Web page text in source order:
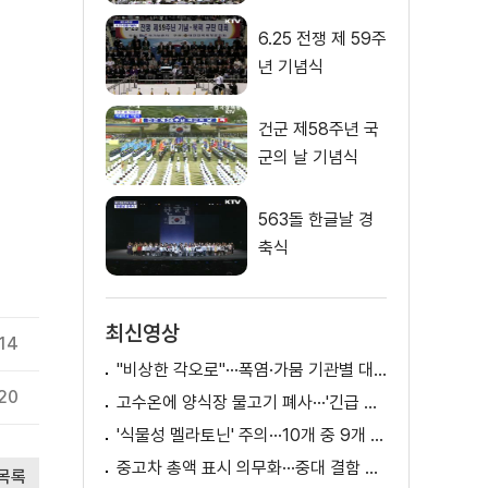
록
6.25 전쟁 제 59주
년 기념식
건군 제58주년 국
군의 날 기념식
563돌 한글날 경
축식
최신영상
"비상한 각오로"···폭염·가뭄 기관별 대책은?
고수온에 양식장 물고기 폐사···'긴급 방류' 지원
'식물성 멜라토닌' 주의···10개 중 9개 처방 용량 초과
중고차 총액 표시 의무화···중대 결함 시 '계약 해제'